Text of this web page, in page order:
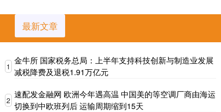
最新文章
1
金牛所 国家税务总局：上半年支持科技创新与制造业发展
减税降费及退税1.91万亿元
2
速配发金融网 欧洲今年遇高温 中国美的等空调厂商由海运
切换到中欧班列后 运输周期缩到15天